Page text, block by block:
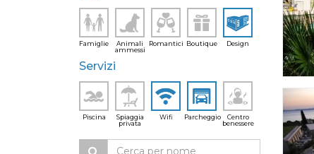
Famiglie
Animali
ammessi
Romantici Boutique Design
Servizi
Piscina
Spiaggia
privata
Wifi Parcheggio
Centro
benessere